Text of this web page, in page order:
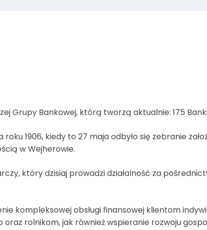
Grupy Bankowej, którą tworzą aktualnie: 175
1906, kiedy to 27 maja odbyło się zebranie
w Wejherowie.
który dzisiaj prowadzi działalność za
kompleksowej obsługi finansowej klientom
rolnikom, jak również wspieranie rozwoju